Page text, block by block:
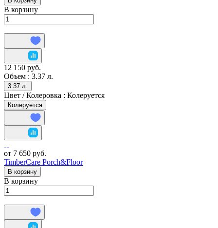
В корзину
12 150 руб.
Объем : 3.37 л.
3.37 л.
Цвет / Колеровка : Колеруется
Колеруется
от 7 650 руб.
TimberCare Porch&Floor
В корзину
В корзину